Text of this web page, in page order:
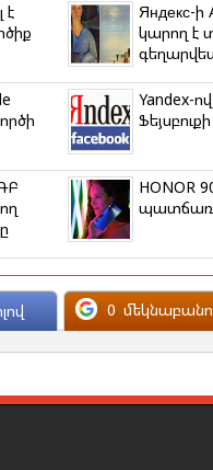
է
Яндекс-
կարող է
Yandex-
HONOR
պատճառ
0